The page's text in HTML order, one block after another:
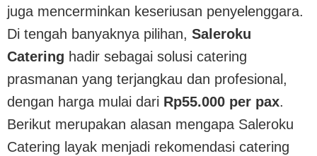
juga mencerminkan keseriusan penyelenggara.
Di tengah banyaknya pilihan, Saleroku
Catering hadir sebagai solusi catering
prasmanan yang terjangkau dan profesional,
dengan harga mulai dari Rp55.000 per pax.
Berikut merupakan alasan mengapa Saleroku
Catering layak menjadi rekomendasi catering